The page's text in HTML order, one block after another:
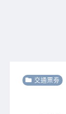
交通票劵